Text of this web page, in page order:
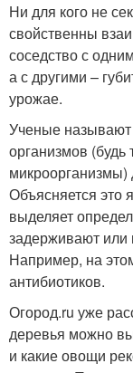
Ни для кого не
свойственны
соседство с
а с другими –
урожае.
Ученые
организмов (будь
микроорганизмы)
Объясняется это
выделяет
задерживают или
Например, на
антибиотиков.
Огород.ru уже
деревья можно
и какие овощи